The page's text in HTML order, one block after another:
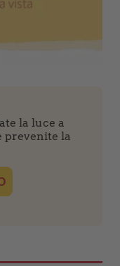
la luce a
prevenite la